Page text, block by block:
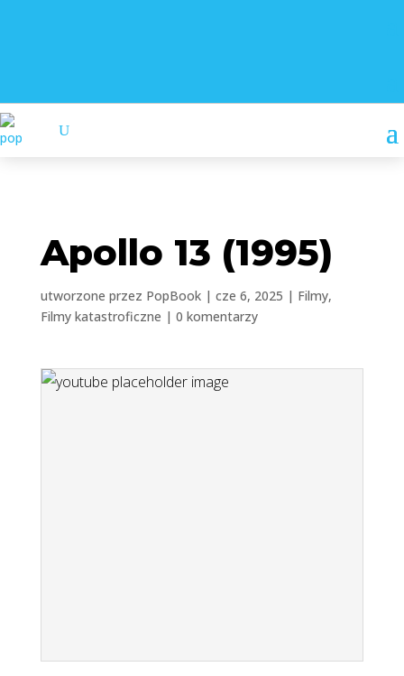
Apollo 13 (1995)
utworzone przez PopBook| cze 6, 2025 | Filmy,
Filmy katastroficzne | 0 komentarzy